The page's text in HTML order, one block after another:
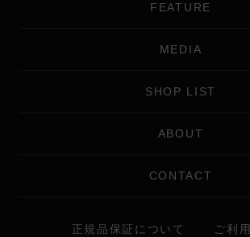
FEATURE
MEDIA
SHOP LIST
ABOUT
CONTACT
正規品保証について
ご利